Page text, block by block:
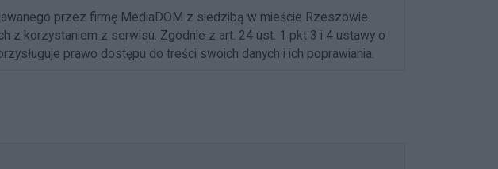
przez firmę MediaDOM z siedzibą w mieście Rzeszowie.
z korzystaniem z serwisu. Zgodnie z art. 24 ust. 1 pkt 3 i 4 ustawy o
prawo dostępu do treści swoich danych i ich poprawiania.